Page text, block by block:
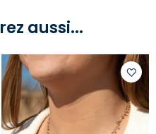
aussi...
à
votre